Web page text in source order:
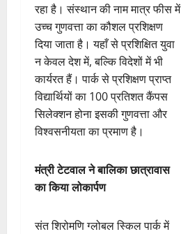
रहा है। संस्थान की नाम मात्र फीस में
उच्च गुणवत्ता का कौशल प्रशिक्षण
दिया जाता है। यहाँ से प्रशिक्षित युवा
न केवल देश में, बल्कि विदेशों में भी
कार्यरत हैं। पार्क से प्रशिक्षण प्राप्त
विद्यार्थियों का 100 प्रतिशत कैंपस
सिलेक्शन होना इसकी गुणवत्ता और
विश्वसनीयता का प्रमाण है।
मंत्री टेटवाल ने बालिका छात्रावास
का किया लोकार्पण
संत शिरोमणि ग्लोबल स्किल पार्क में